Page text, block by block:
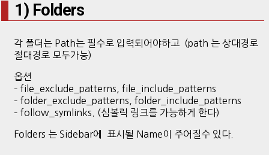
1) Folders
각 폴더는 Path는 필수로 입력되어야하고 (path 는 상대경로
절대경로 모두가능)
옵션
– file_exclude_patterns, file_include_patterns
– folder_exclude_patterns, folder_include_patterns
– follow_symlinks. (심볼릭 링크를 가능하게 한다)
Folders 는 Sidebar에 표시될 Name이 주어질수 있다.